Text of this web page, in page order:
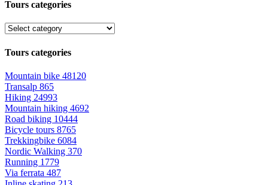
Tours categories
Tours categories
Mountain bike 48120
Transalp 865
Hiking 24993
Mountain hiking 4692
Road biking 10444
Bicycle tours 8765
Trekkingbike 6084
Nordic Walking 370
Running 1779
Via ferrata 487